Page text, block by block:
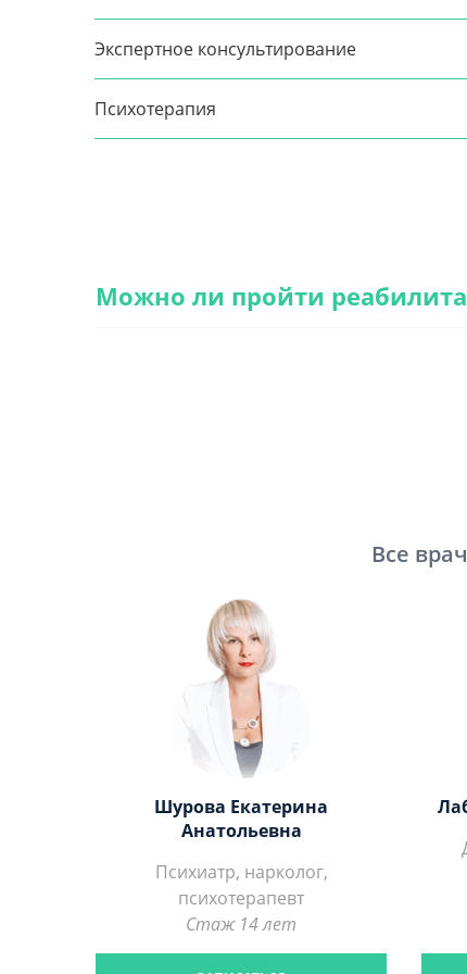
Экспертное консультирование
Психотерапия
Можно ли пройти
Все
Шурова Екатерина
Анатольевна
Психиатр, нарколог,
психотерапевт
Стаж 14 лет